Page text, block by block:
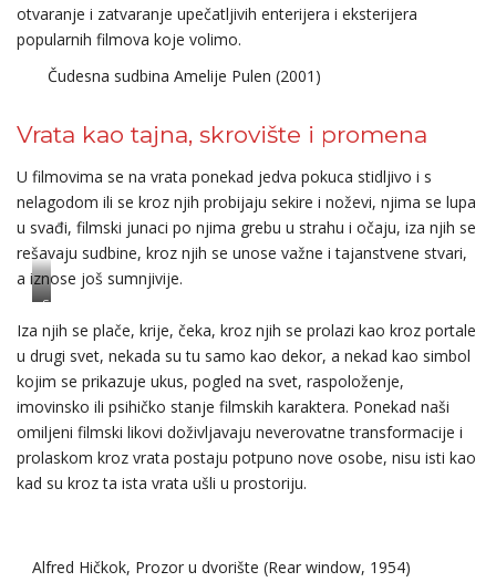
otvaranje i zatvaranje upečatljivih enterijera i eksterijera
popularnih filmova koje volimo.
Čudesna sudbina Amelije Pulen (2001)
Vrata kao tajna, skrovište i promena
U filmovima se na vrata ponekad jedva pokuca stidljivo i s
nelagodom ili se kroz njih probijaju sekire i noževi, njima se lupa
u svađi, filmski junaci po njima grebu u strahu i očaju, iza njih se
rešavaju sudbine, kroz njih se unose važne i tajanstvene stvari,
a iznose još sumnjivije.
Stenli
Kjubrik,
Isijavanje
(Shining,
1980)
Iza njih se plače, krije, čeka, kroz njih se prolazi kao kroz portale
u drugi svet, nekada su tu samo kao dekor, a nekad kao simbol
kojim se prikazuje ukus, pogled na svet, raspoloženje,
imovinsko ili psihičko stanje filmskih karaktera. Ponekad naši
omiljeni filmski likovi doživljavaju neverovatne transformacije i
prolaskom kroz vrata postaju potpuno nove osobe, nisu isti kao
kad su kroz ta ista vrata ušli u prostoriju.
Alfred Hičkok, Prozor u dvorište (Rear window, 1954)